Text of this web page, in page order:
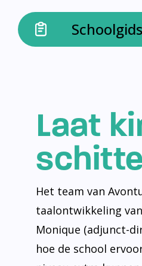
Schoolgids
Laat
Het team van
taalontwikkeling
Monique (adjunct-
hoe de school
niveau extra